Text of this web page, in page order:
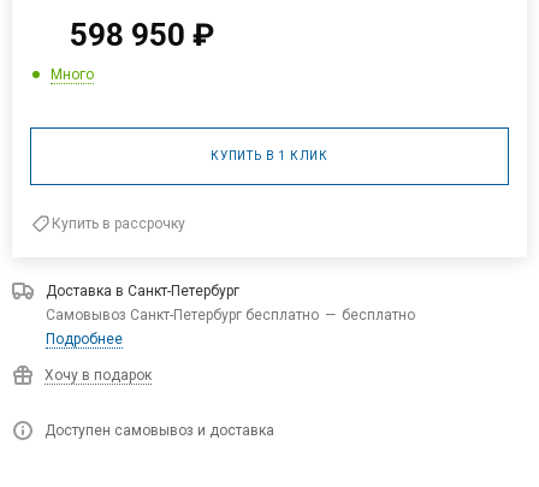
598 950 ₽
Много
КУПИТЬ В 1 КЛИК
Купить в рассрочку
Доставка в Санкт-Петербург
Самовывоз Санкт-Петербург бесплатно — бесплатно
Подробнее
Хочу в подарок
Доступен самовывоз и доставка